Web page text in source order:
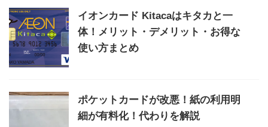
イオンカード Kitacaはキタカと一
体！メリット・デメリット・お得な
使い方まとめ
ポケットカードが改悪！紙の利用明
細が有料化！代わりを解説